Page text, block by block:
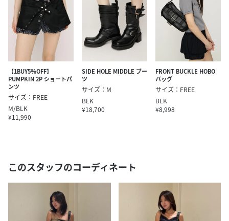
【1BUY5％OFF】
PUMPKIN 2P ショートパ
ンツ
サイズ：FREE
M/BLK
¥11,990
SIDE HOLE MIDDLE ブー
ツ
サイズ：M
BLK
¥18,700
FRONT BUCKLE HOBO
バッグ
サイズ：FREE
BLK
¥8,998
このスタッフのコーディネート